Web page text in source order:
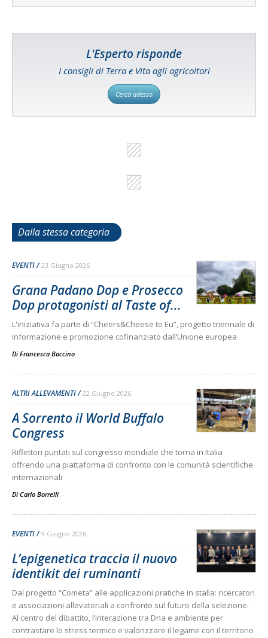
L'Esperto risponde
I consigli di Terra e Vita agli agricoltori
Cerca adesso
Dalla stessa categoria
EVENTI 23 Giugno 2026
Grana Padano Dop e Prosecco
Dop protagonisti al Taste of...
L'iniziativa fa parte di “Cheers&Cheese to Eu”, progetto triennale di
informazione e promozione cofinanziato dall’Unione europea
Di Francesca Baccino
ALTRI ALLEVAMENTI 22 Giugno 2026
A Sorrento il World Buffalo
Congress
Riflettori puntati sul congresso mondiale che torna in Italia
offrendo una piattaforma di confronto con le comunità scientifiche
internazionali
Di Carlo Borrelli -
EVENTI 9 Giugno 2026
L’epigenetica traccia il nuovo
identikit dei ruminanti
Dal progetto “Cometa” alle applicazioni pratiche in stalla: ricercatori
e associazioni allevatoriali a confronto sul futuro della selezione.
Al centro del dibattito, l’interazione tra Dna e ambiente per
contrastare lo stress termico e valorizzare il legame con il territorio